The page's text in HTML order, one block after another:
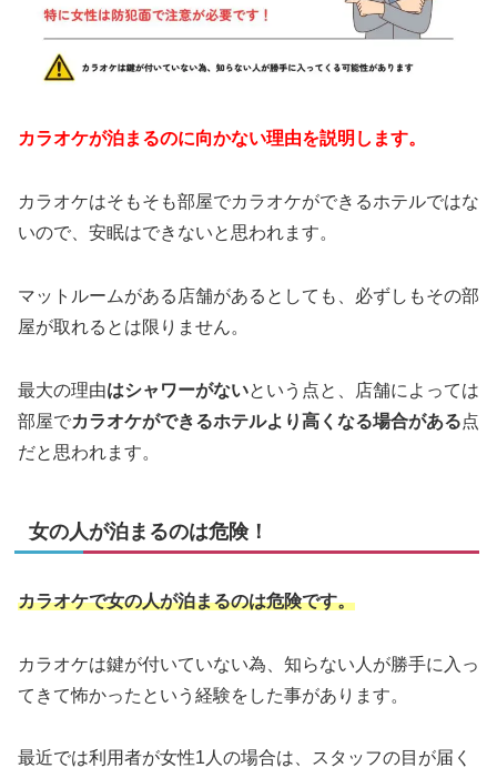
カラオケが泊まるのに向かない理由を説明します。
カラオケはそもそも部屋でカラオケができるホテルではな
いので、安眠はできないと思われます。
マットルームがある店舗があるとしても、必ずしもその部
屋が取れるとは限りません。
最大の理由はシャワーがないという点と、店舗によっては
部屋でカラオケができるホテルより高くなる場合がある点
だと思われます。
女の人が泊まるのは危険！
カラオケで女の人が泊まるのは危険です。
カラオケは鍵が付いていない為、知らない人が勝手に入っ
てきて怖かったという経験をした事があります。
最近では利用者が女性1人の場合は、スタッフの目が届く